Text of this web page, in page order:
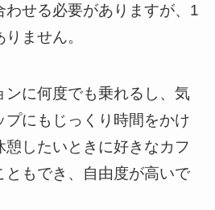
わせる必要がありますが、1
ません。
ンに何度でも乗れるし、気
プにもじっくり時間をかけ
憩したいときに好きなカフ
ともでき、自由度が高いで